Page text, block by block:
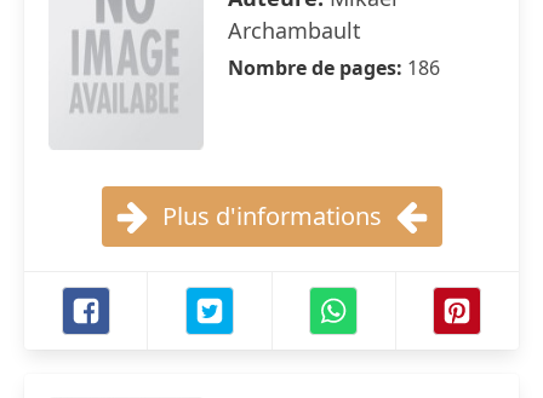
Archambault
Nombre de pages: 186
Plus d'informations